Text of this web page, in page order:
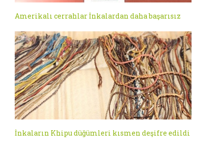
Amerikalı cerrahlar İnkalardan daha başarısız
İnkaların Khipu düğümleri kısmen deşifre edildi